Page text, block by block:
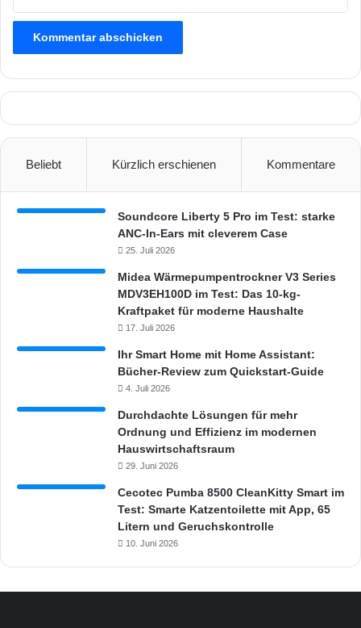
Beliebt Kürzlich erschienen Kommentare
Soundcore Liberty 5 Pro im Test: starke
ANC-In-Ears mit cleverem Case
25. Juli 2026
Midea Wärmepumpentrockner V3 Series
MDV3EH100D im Test: Das 10-kg-
Kraftpaket für moderne Haushalte
17. Juli 2026
Ihr Smart Home mit Home Assistant:
Bücher-Review zum Quickstart-Guide
4. Juli 2026
Durchdachte Lösungen für mehr
Ordnung und Effizienz im modernen
Hauswirtschaftsraum
29. Juni 2026
Cecotec Pumba 8500 CleanKitty Smart im
Test: Smarte Katzentoilette mit App, 65
Litern und Geruchskontrolle
10. Juni 2026